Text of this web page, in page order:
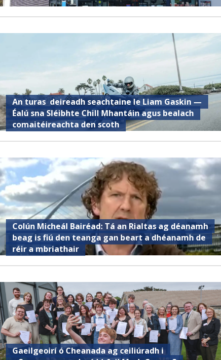
An turas deireadh seachtaine le Liam Gaskin —
Éalú sna Sléibhte Chill Mhantáin agus bealach
comaitéireachta den scoth
Colún Micheál Bairéad: Tá an Rialtas ag déanamh
beag is fiú den teanga gan beart a dhéanamh de
réir a mbriathair
Gaeilgeoirí ó Cheanada ag ceiliúradh i